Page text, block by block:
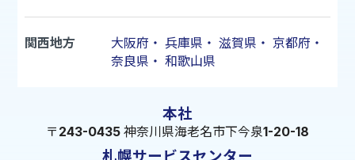
関西地方 大阪府 ・ 兵庫県 ・ 滋賀県 ・ 京都府 ・
奈良県 ・ 和歌山県
本社
〒243-0435 神奈川県海老名市下今泉1-20-18
札幌サービスセンター